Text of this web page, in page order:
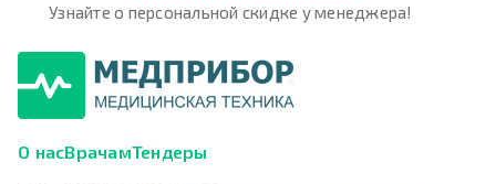
Узнайте о персональной скидке у менеджера!
О насВрачамТендеры